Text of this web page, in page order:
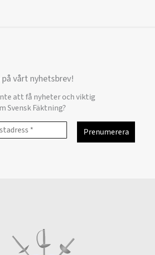
vårt nyhetsbrev!
att få nyheter och viktig
Svensk Fäktning?